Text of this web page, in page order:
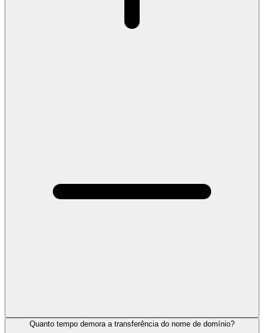
Quanto tempo demora a transferência do nome de domínio?